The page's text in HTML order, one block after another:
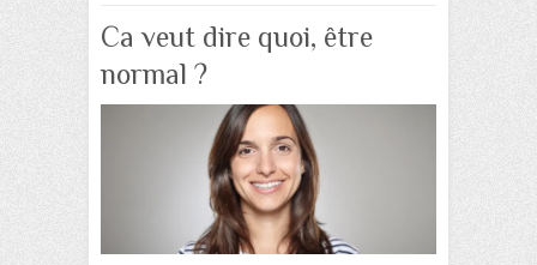
Ca veut dire quoi, être
normal ?